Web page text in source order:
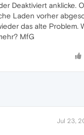
Deaktiviert anklicke.
Laden vorher
das alte Problem.
MfG
Jul 23,